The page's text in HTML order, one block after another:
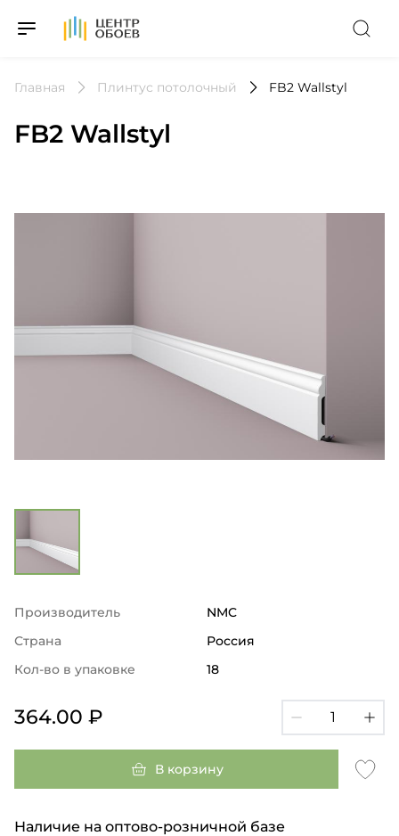
На Главную
Главная Плинтус потолочный FB2 Wallstyl
FB2 Wallstyl
Производитель
NMC
Страна
Россия
Кол-во в упаковке
18
364.00 ₽
В корзину
Наличие на оптово-розничной базе